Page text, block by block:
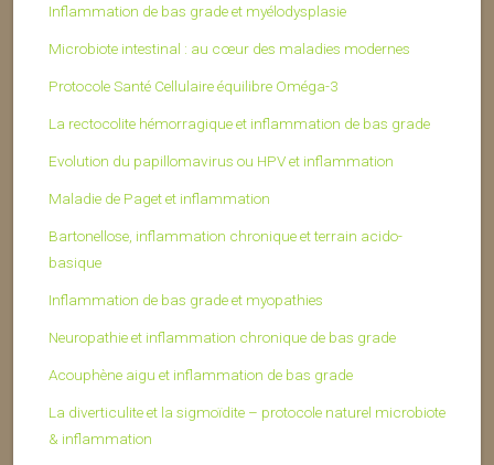
Inflammation de bas grade et myélodysplasie
Microbiote intestinal : au cœur des maladies modernes
Protocole Santé Cellulaire équilibre Oméga-3
La rectocolite hémorragique et inflammation de bas grade
Evolution du papillomavirus ou HPV et inflammation
Maladie de Paget et inflammation
Bartonellose, inflammation chronique et terrain acido-
basique
Inflammation de bas grade et myopathies
Neuropathie et inflammation chronique de bas grade
Acouphène aigu et inflammation de bas grade
La diverticulite et la sigmoïdite – protocole naturel microbiote
& inflammation